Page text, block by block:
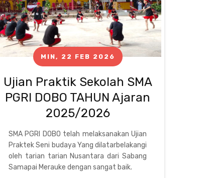
MIN, 22 FEB 2026
Ujian Praktik Sekolah SMA
PGRI DOBO TAHUN Ajaran
2025/2026
SMA PGRI DOBO telah melaksanakan Ujian
Praktek Seni budaya Yang dilatarbelakangi
oleh tarian tarian Nusantara dari Sabang
Samapai Merauke dengan sangat baik.